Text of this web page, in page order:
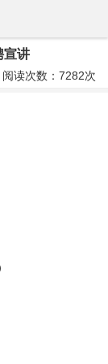
宣讲
阅读次数：7282次